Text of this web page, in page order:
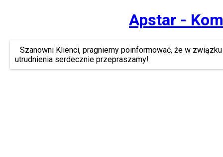
Apstar -
Szanowni Klienci, pragniemy poinformować, że w
utrudnienia serdecznie przepraszamy!